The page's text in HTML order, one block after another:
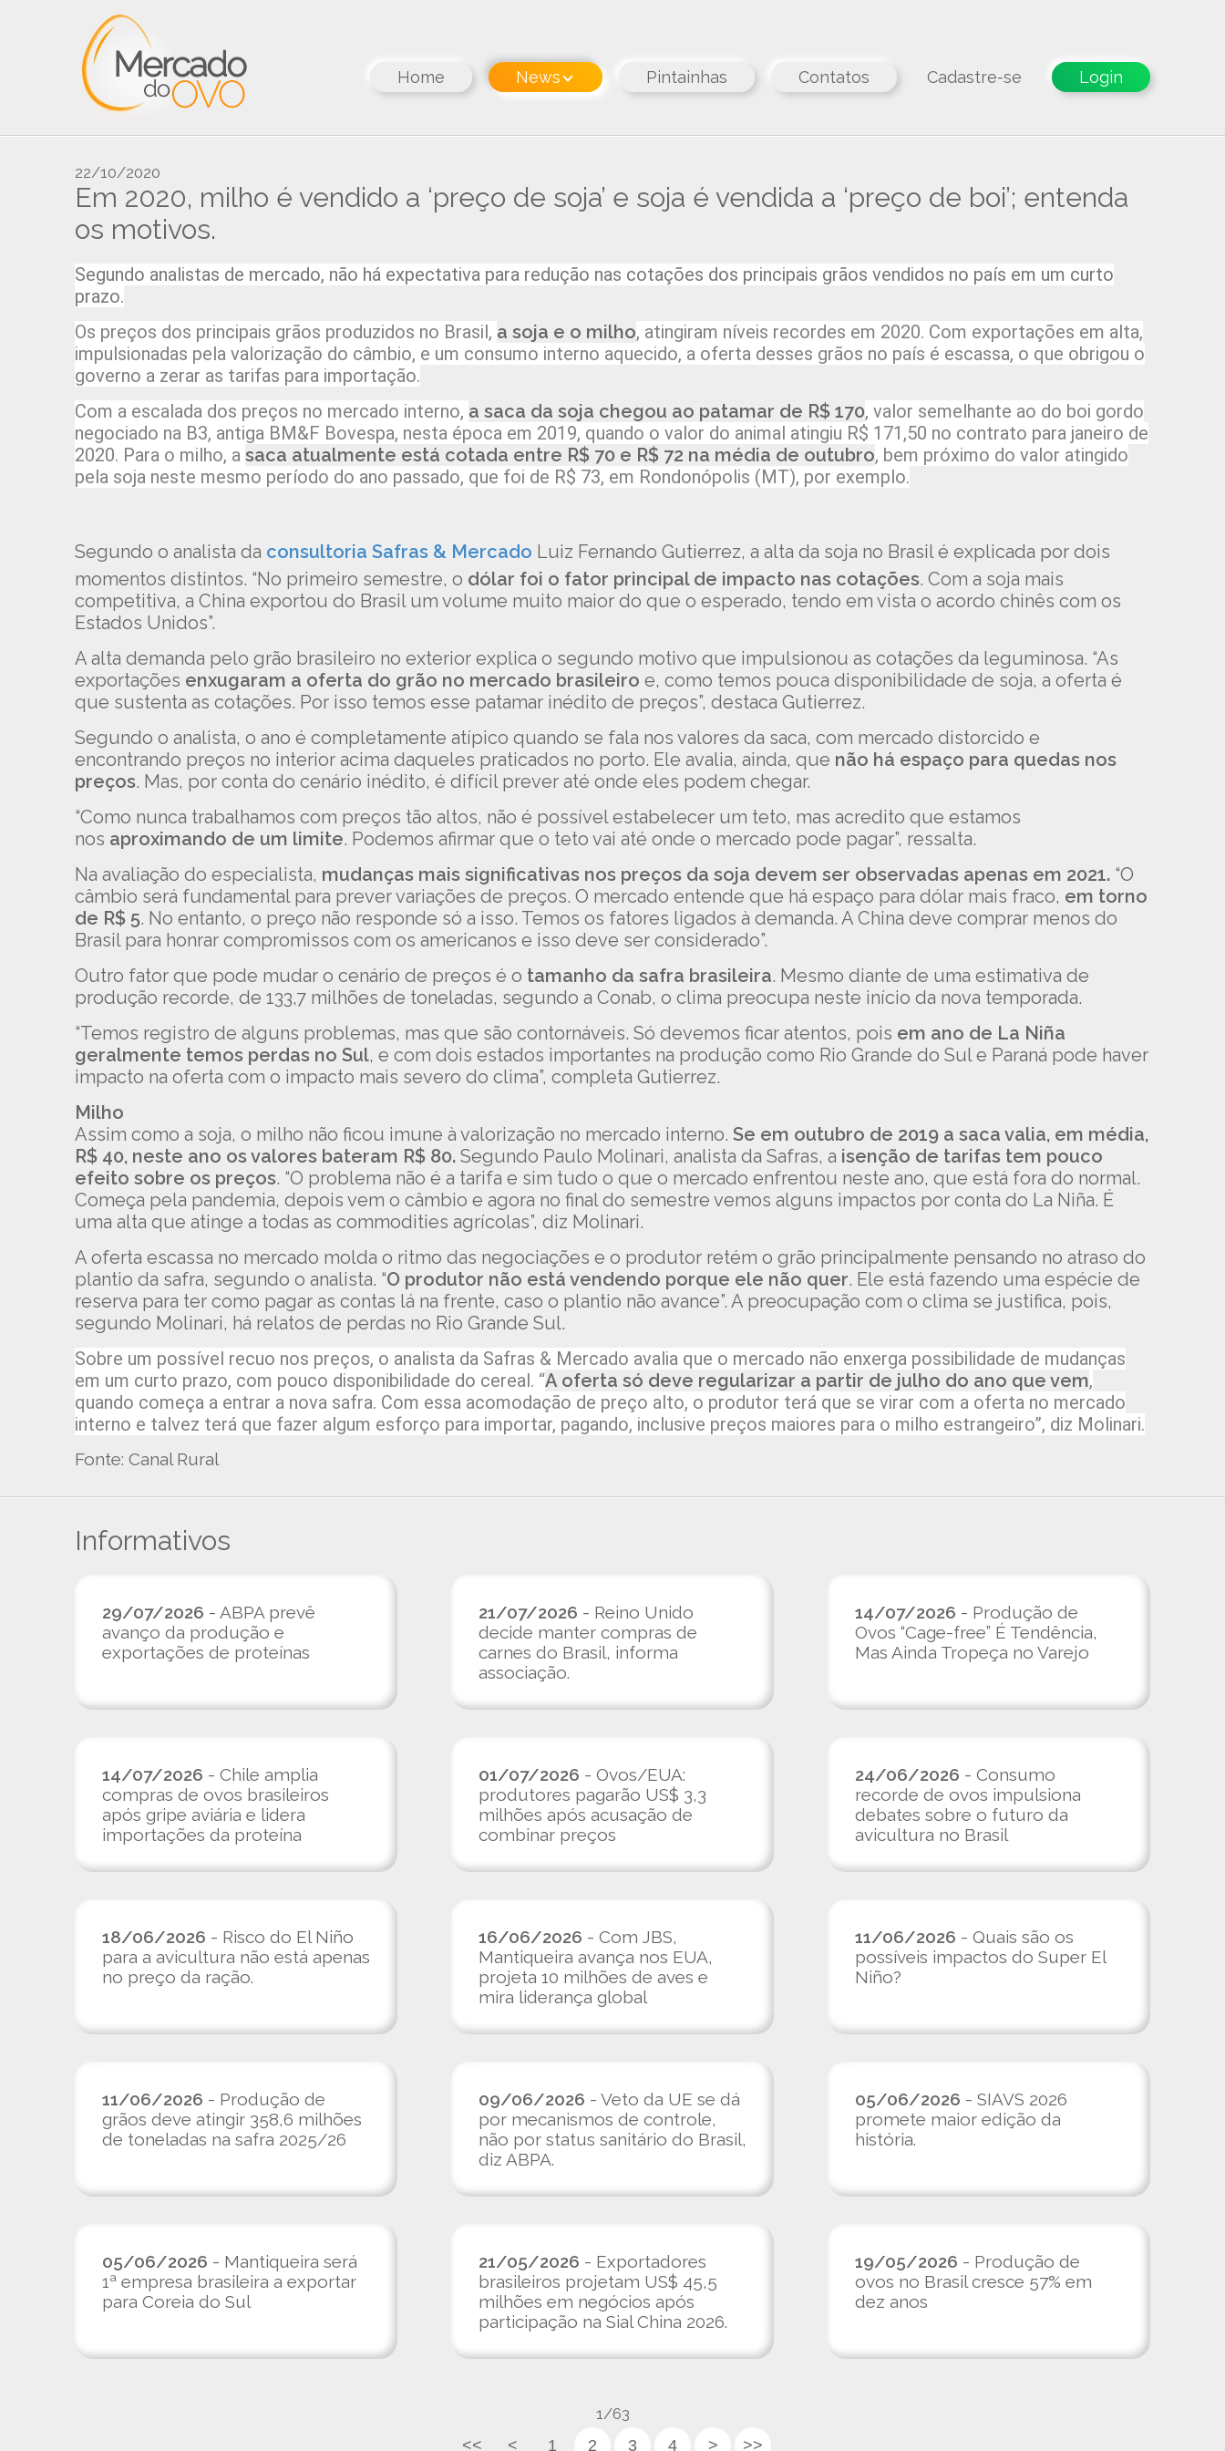
Home News Pintainhas Contatos Cadastre-se Login
22/10/2020
Em 2020, milho é vendido a ‘preço de soja’ e soja é vendida a ‘preço de boi’; entenda
os motivos.
Segundo analistas de mercado, não há expectativa para redução nas cotações dos principais grãos vendidos no país em um curto
prazo.
Os preços dos principais grãos produzidos no Brasil, a soja e o milho, atingiram níveis recordes em 2020. Com exportações em alta,
impulsionadas pela valorização do câmbio, e um consumo interno aquecido, a oferta desses grãos no país é escassa, o que obrigou o
governo a zerar as tarifas para importação.
Com a escalada dos preços no mercado interno, a saca da soja chegou ao patamar de R$ 170, valor semelhante ao do boi gordo
negociado na B3, antiga BM&F Bovespa, nesta época em 2019, quando o valor do animal atingiu R$ 171,50 no contrato para janeiro de
2020. Para o milho, a saca atualmente está cotada entre R$ 70 e R$ 72 na média de outubro, bem próximo do valor atingido
pela soja neste mesmo período do ano passado, que foi de R$ 73, em Rondonópolis (MT), por exemplo.
Segundo o analista da consultoria Safras & Mercado Luiz Fernando Gutierrez, a alta da soja no Brasil é explicada por dois
momentos distintos. “No primeiro semestre, o dólar foi o fator principal de impacto nas cotações. Com a soja mais
competitiva, a China exportou do Brasil um volume muito maior do que o esperado, tendo em vista o acordo chinês com os
Estados Unidos”.
A alta demanda pelo grão brasileiro no exterior explica o segundo motivo que impulsionou as cotações da leguminosa. “As
exportações enxugaram a oferta do grão no mercado brasileiro e, como temos pouca disponibilidade de soja, a oferta é
que sustenta as cotações. Por isso temos esse patamar inédito de preços”, destaca Gutierrez.
Segundo o analista, o ano é completamente atípico quando se fala nos valores da saca, com mercado distorcido e
encontrando preços no interior acima daqueles praticados no porto. Ele avalia, ainda, que não há espaço para quedas nos
preços. Mas, por conta do cenário inédito, é difícil prever até onde eles podem chegar.
“Como nunca trabalhamos com preços tão altos, não é possível estabelecer um teto, mas acredito que estamos
nos aproximando de um limite. Podemos afirmar que o teto vai até onde o mercado pode pagar”, ressalta.
Na avaliação do especialista, mudanças mais significativas nos preços da soja devem ser observadas apenas em 2021. “O
câmbio será fundamental para prever variações de preços. O mercado entende que há espaço para dólar mais fraco, em torno
de R$ 5. No entanto, o preço não responde só a isso. Temos os fatores ligados à demanda. A China deve comprar menos do
Brasil para honrar compromissos com os americanos e isso deve ser considerado”.
Outro fator que pode mudar o cenário de preços é o tamanho da safra brasileira. Mesmo diante de uma estimativa de
produção recorde, de 133,7 milhões de toneladas, segundo a Conab, o clima preocupa neste início da nova temporada.
“Temos registro de alguns problemas, mas que são contornáveis. Só devemos ficar atentos, pois em ano de La Niña
geralmente temos perdas no Sul, e com dois estados importantes na produção como Rio Grande do Sul e Paraná pode haver
impacto na oferta com o impacto mais severo do clima”, completa Gutierrez.
Milho
Assim como a soja, o milho não ficou imune à valorização no mercado interno. Se em outubro de 2019 a saca valia, em média,
R$ 40, neste ano os valores bateram R$ 80. Segundo Paulo Molinari, analista da Safras, a isenção de tarifas tem pouco
efeito sobre os preços. “O problema não é a tarifa e sim tudo o que o mercado enfrentou neste ano, que está fora do normal.
Começa pela pandemia, depois vem o câmbio e agora no final do semestre vemos alguns impactos por conta do La Niña. É
uma alta que atinge a todas as commodities agrícolas”, diz Molinari.
A oferta escassa no mercado molda o ritmo das negociações e o produtor retém o grão principalmente pensando no atraso do
plantio da safra, segundo o analista. “O produtor não está vendendo porque ele não quer. Ele está fazendo uma espécie de
reserva para ter como pagar as contas lá na frente, caso o plantio não avance”. A preocupação com o clima se justifica, pois,
segundo Molinari, há relatos de perdas no Rio Grande Sul.
Sobre um possível recuo nos preços, o analista da Safras & Mercado avalia que o mercado não enxerga possibilidade de mudanças
em um curto prazo, com pouco disponibilidade do cereal. “A oferta só deve regularizar a partir de julho do ano que vem,
quando começa a entrar a nova safra. Com essa acomodação de preço alto, o produtor terá que se virar com a oferta no mercado
interno e talvez terá que fazer algum esforço para importar, pagando, inclusive preços maiores para o milho estrangeiro”, diz Molinari.
Fonte: Canal Rural
Informativos
29/07/2026 - ABPA prevê
avanço da produção e
exportações de proteínas
21/07/2026 - Reino Unido
decide manter compras de
carnes do Brasil, informa
associação.
14/07/2026 - Produção de
Ovos “Cage-free” É Tendência,
Mas Ainda Tropeça no Varejo
14/07/2026 - Chile amplia
compras de ovos brasileiros
após gripe aviária e lidera
importações da proteína
01/07/2026 - Ovos/EUA:
produtores pagarão US$ 3,3
milhões após acusação de
combinar preços
24/06/2026 - Consumo
recorde de ovos impulsiona
debates sobre o futuro da
avicultura no Brasil
18/06/2026 - Risco do El Niño
para a avicultura não está apenas
no preço da ração.
16/06/2026 - Com JBS,
Mantiqueira avança nos EUA,
projeta 10 milhões de aves e
mira liderança global
11/06/2026 - Quais são os
possíveis impactos do Super El
Niño?
11/06/2026 - Produção de
grãos deve atingir 358,6 milhões
de toneladas na safra 2025/26
09/06/2026 - Veto da UE se dá
por mecanismos de controle,
não por status sanitário do Brasil,
diz ABPA.
05/06/2026 - SIAVS 2026
promete maior edição da
história.
05/06/2026 - Mantiqueira será
1ª empresa brasileira a exportar
para Coreia do Sul
21/05/2026 - Exportadores
brasileiros projetam US$ 45,5
milhões em negócios após
participação na Sial China 2026.
19/05/2026 - Produção de
ovos no Brasil cresce 57% em
dez anos
1/63
<<
< 1 2 3 4 > >>